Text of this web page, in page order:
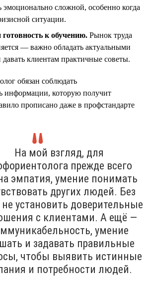
сложной, особенно когда
ситуации.
готовность к обучению. Рынок труда
— важно обладать актуальными
клиентам практичные советы.
обязан соблюдать
информации, которую получит
прописано даже в профстандарте
На мой взгляд, для
прежде всего
эмпатия, умение понимать
других людей. Без
не установить доверительные
с клиентами. А ещё —
умение
и задавать правильные
чтобы выявить истинные
и потребности людей.